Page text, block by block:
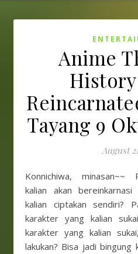
Anime
Tayang 9
August
Konnichiwa, minasan~~ Pernah membayangkan
kalian akan
kalian ciptakan sendiri?
karakter yang kalian
karakter yang kalian
lakukan? Bisa jadi bingung